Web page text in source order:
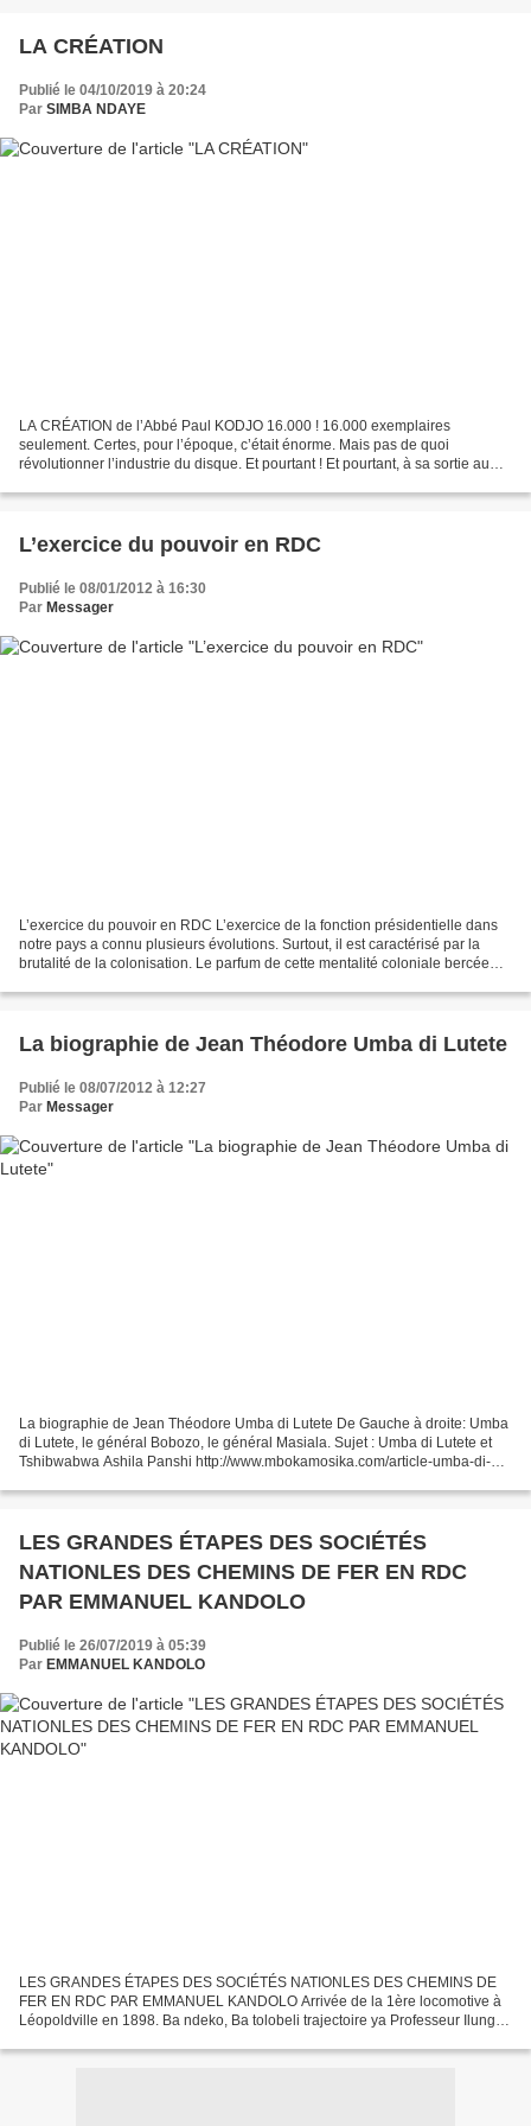
LA CRÉATION
Publié le 04/10/2019 à 20:24
Par SIMBA NDAYE
LA CRÉATION de l’Abbé Paul KODJO 16.000 ! 16.000 exemplaires
seulement. Certes, pour l’époque, c’était énorme. Mais pas de quoi
révolutionner l’industrie du disque. Et pourtant ! Et pourtant, à sa sortie au
L’exercice du pouvoir en RDC
Publié le 08/01/2012 à 16:30
Par Messager
L’exercice du pouvoir en RDC L’exercice de la fonction présidentielle dans
notre pays a connu plusieurs évolutions. Surtout, il est caractérisé par la
brutalité de la colonisation. Le parfum de cette mentalité coloniale bercée
La biographie de Jean Théodore Umba di Lutete
Publié le 08/07/2012 à 12:27
Par Messager
La biographie de Jean Théodore Umba di Lutete De Gauche à droite: Umba
di Lutete, le général Bobozo, le général Masiala. Sujet : Umba di Lutete et
Tshibwabwa Ashila Panshi http://www.mbokamosika.com/article-umba-di-
LES GRANDES ÉTAPES DES SOCIÉTÉS
NATIONLES DES CHEMINS DE FER EN RDC
PAR EMMANUEL KANDOLO
Publié le 26/07/2019 à 05:39
Par EMMANUEL KANDOLO
LES GRANDES ÉTAPES DES SOCIÉTÉS NATIONLES DES CHEMINS DE
FER EN RDC PAR EMMANUEL KANDOLO Arrivée de la 1ère locomotive à
Léopoldville en 1898. Ba ndeko, Ba tolobeli trajectoire ya Professeur Ilunga